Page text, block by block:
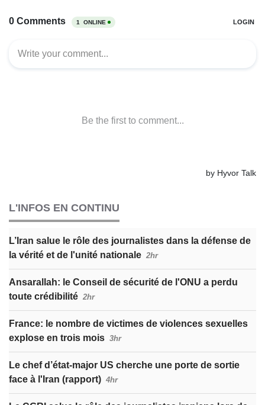
L'INFOS EN CONTINU
L’Iran salue le rôle des journalistes dans la défense de
la vérité et de l'unité nationale 2hr
Ansarallah: le Conseil de sécurité de l'ONU a perdu
toute crédibilité 2hr
France: le nombre de victimes de violences sexuelles
explose en trois mois 3hr
Le chef d’état-major US cherche une porte de sortie
face à l'Iran (rapport) 4hr